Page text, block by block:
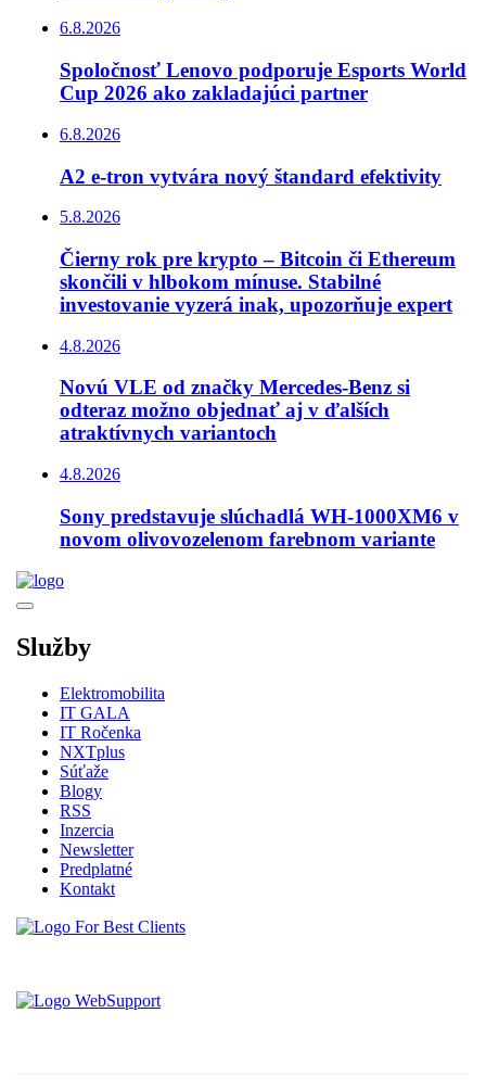
6.8.2026
Spoločnosť Lenovo podporuje Esports World
Cup 2026 ako zakladajúci partner
6.8.2026
A2 e-tron vytvára nový štandard efektivity
5.8.2026
Čierny rok pre krypto – Bitcoin či Ethereum
skončili v hlbokom mínuse. Stabilné
investovanie vyzerá inak, upozorňuje expert
4.8.2026
Novú VLE od značky Mercedes-Benz si
odteraz možno objednať aj v ďalších
atraktívnych variantoch
4.8.2026
Sony predstavuje slúchadlá WH-1000XM6 v
novom olivovozelenom farebnom variante
Služby
Elektromobilita
IT GALA
IT Ročenka
NXTplus
Súťaže
Blogy
RSS
Inzercia
Newsletter
Predplatné
Kontakt